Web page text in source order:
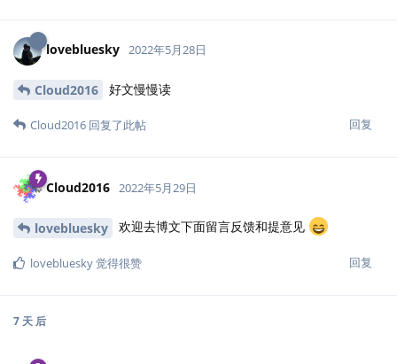
lovebluesky 2022年5月28日
Cloud2016 好文慢慢读
回复
Cloud2016 回复了此帖
Cloud2016 2022年5月29日
lovebluesky 欢迎去博文下面留言反馈和提意见
回复
lovebluesky觉得很赞
7 天 后